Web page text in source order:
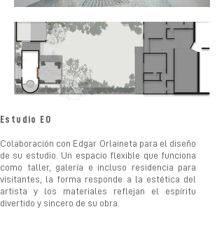
Estudio EO
Colaboración con Edgar Orlaineta para el diseño
de su estudio. Un espacio flexible que funciona
como taller, galería e incluso residencia para
visitantes, la forma responde a la estética del
artista y los materiales reflejan el espíritu
divertido y sincero de su obra.